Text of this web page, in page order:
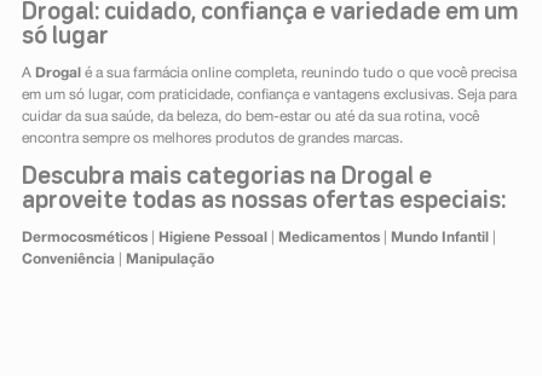
Drogal: cuidado, confiança e variedade em um
só lugar
A Drogal é a sua farmácia online completa, reunindo tudo o que você precisa
em um só lugar, com praticidade, confiança e vantagens exclusivas. Seja para
cuidar da sua saúde, da beleza, do bem-estar ou até da sua rotina, você
encontra sempre os melhores produtos de grandes marcas.
Descubra mais categorias na Drogal e
aproveite todas as nossas ofertas especiais:
Dermocosméticos| Higiene Pessoal Medicamentos| Mundo Infantil
Conveniência| Manipulação